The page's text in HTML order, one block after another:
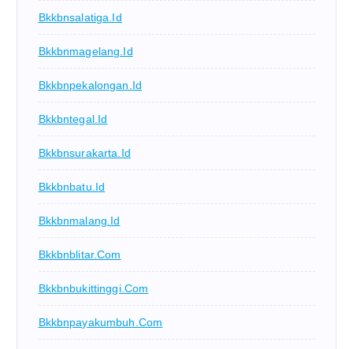
Bkkbnsalatiga.id
Bkkbnmagelang.id
Bkkbnpekalongan.id
Bkkbntegal.id
Bkkbnsurakarta.id
Bkkbnbatu.id
Bkkbnmalang.id
Bkkbnblitar.com
Bkkbnbukittinggi.com
Bkkbnpayakumbuh.com